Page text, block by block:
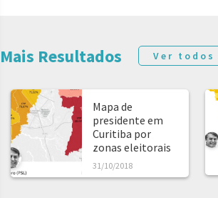
Mais Resultados Ver todos
Mapa de
presidente em
Curitiba por
zonas eleitorais
31/10/2018